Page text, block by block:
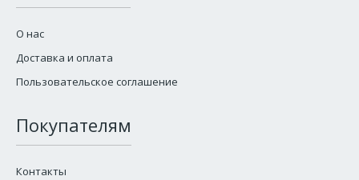
О нас
Доставка и оплата
Пользовательское соглашение
Покупателям
Контакты